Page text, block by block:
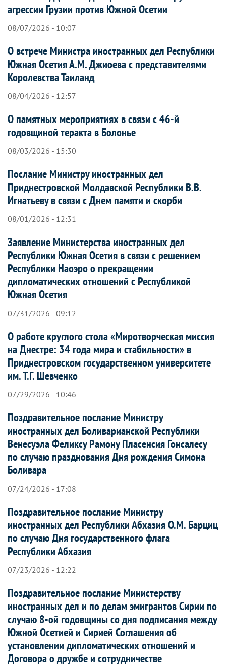
агрессии Грузии против Южной Осетии
08/07/2026 - 10:07
О встрече Министра иностранных дел Республики
Южная Осетия А.М. Джиоева с представителями
Королевства Таиланд
08/04/2026 - 12:57
О памятных мероприятиях в связи с 46-й
годовщиной теракта в Болонье
08/03/2026 - 15:30
Послание Министру иностранных дел
Приднестровской Молдавской Республики В.В.
Игнатьеву в связи с Днем памяти и скорби
08/01/2026 - 12:31
Заявление Министерства иностранных дел
Республики Южная Осетия в связи с решением
Республики Наоэро о прекращении
дипломатических отношений с Республикой
Южная Осетия
07/31/2026 - 09:12
О работе круглого стола «Миротворческая миссия
на Днестре: 34 года мира и стабильности» в
Приднестровском государственном университете
им. Т.Г. Шевченко
07/29/2026 - 10:46
Поздравительное послание Министру
иностранных дел Боливарианской Республики
Венесуэла Феликсу Рамону Пласенсия Гонсалесу
по случаю празднования Дня рождения Симона
Боливара
07/24/2026 - 17:08
Поздравительное послание Министру
иностранных дел Республики Абхазия О.М. Барциц
по случаю Дня государственного флага
Республики Абхазия
07/23/2026 - 12:22
Поздравительное послание Министерству
иностранных дел и по делам эмигрантов Сирии по
случаю 8-ой годовщины со дня подписания между
Южной Осетией и Сирией Соглашения об
установлении дипломатических отношений и
Договора о дружбе и сотрудничестве